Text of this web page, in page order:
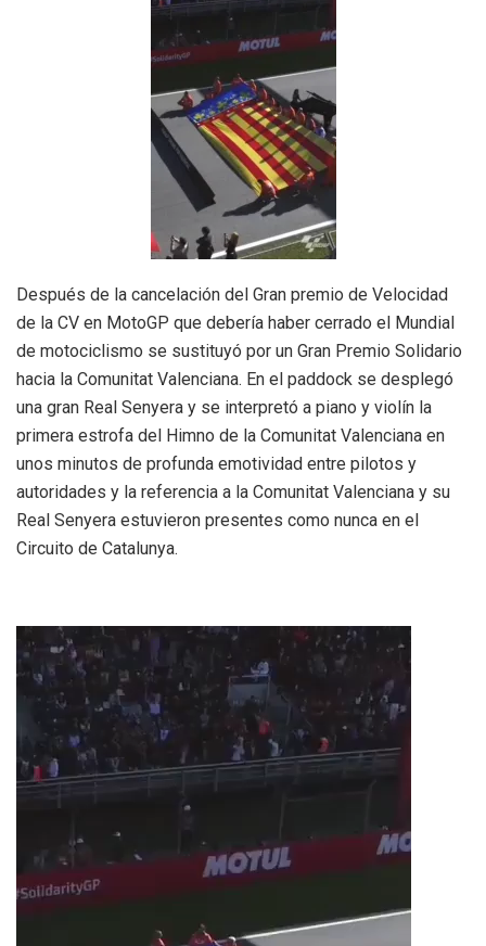
Después de la cancelación del Gran premio de Velocidad
de la CV en MotoGP que debería haber cerrado el Mundial
de motociclismo se sustituyó por un Gran Premio Solidario
hacia la Comunitat Valenciana. En el paddock se desplegó
una gran Real Senyera y se interpretó a piano y violín la
primera estrofa del Himno de la Comunitat Valenciana en
unos minutos de profunda emotividad entre pilotos y
autoridades y la referencia a la Comunitat Valenciana y su
Real Senyera estuvieron presentes como nunca en el
Circuito de Catalunya.